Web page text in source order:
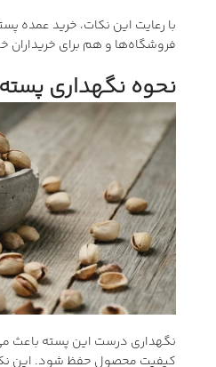
با رعایت این نکات، خرید عمده
فروشگاه‌ها و هم برای خریداران
نحوه نگهداری پسته
نگهداری درست این پسته باعث
کیفیت محصول حفظ شود. این